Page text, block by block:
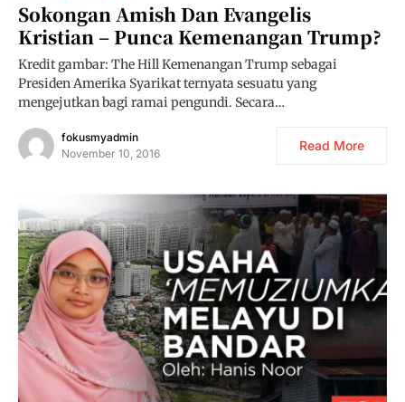
Sokongan Amish Dan Evangelis
Kristian – Punca Kemenangan Trump?
Kredit gambar: The Hill Kemenangan Trump sebagai
Presiden Amerika Syarikat ternyata sesuatu yang
mengejutkan bagi ramai pengundi. Secara…
fokusmyadmin
November 10, 2016
Read More